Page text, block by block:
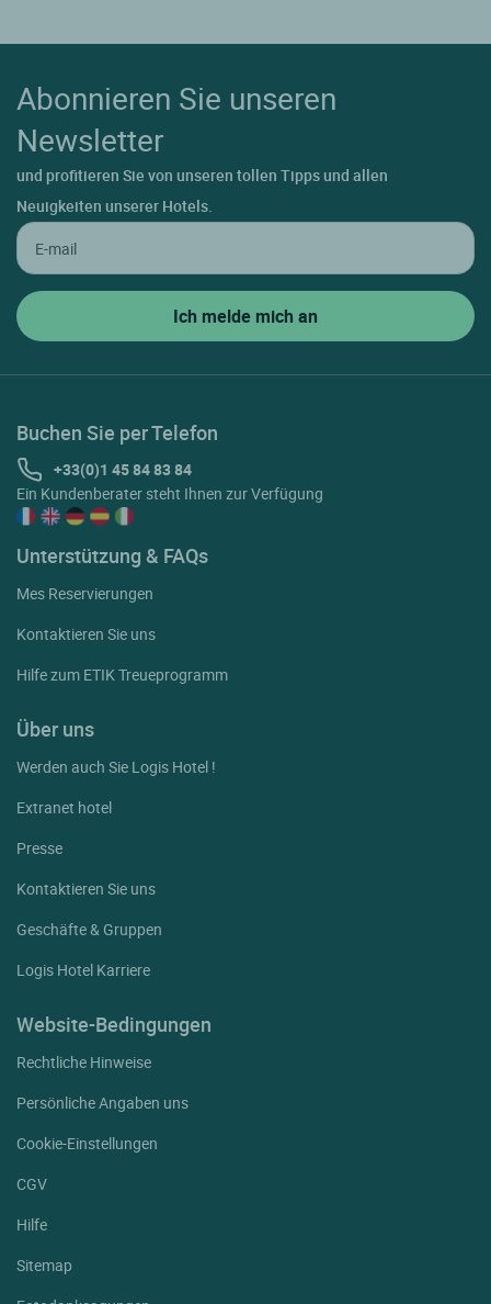
Abonnieren Sie unseren
Newsletter
und profitieren Sie von unseren tollen Tipps und allen
Neuigkeiten unserer Hotels.
Buchen Sie per Telefon
+33(0)1 45 84 83 84
Ein Kundenberater steht Ihnen zur Verfügung
Unterstützung & FAQs
Mes Reservierungen
Kontaktieren Sie uns
Hilfe zum ETIK Treueprogramm
Über uns
Werden auch Sie Logis Hotel !
Extranet hotel
Presse
Kontaktieren Sie uns
Geschäfte & Gruppen
Logis Hotel Karriere
Website-Bedingungen
Rechtliche Hinweise
Persönliche Angaben uns
Cookie-Einstellungen
CGV
Hilfe
Sitemap